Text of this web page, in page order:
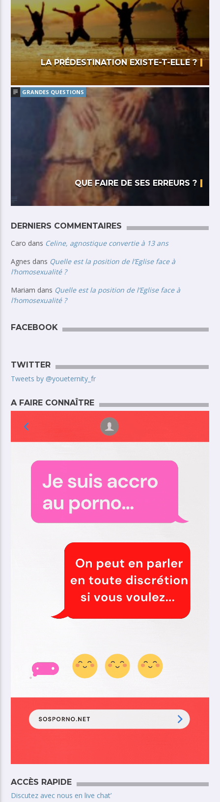
LA PRÉDESTINATION EXISTE-T-ELLE ?
GRANDES QUESTIONS
QUE FAIRE DE SES ERREURS ?
DERNIERS COMMENTAIRES
Caro dans Celine, agnostique convertie à 13 ans
Agnes dans Quelle est la position de l’Eglise face à
l’homosexualité ?
Mariam dans Quelle est la position de l’Eglise face à
l’homosexualité ?
FACEBOOK
TWITTER
Tweets by @youeternity_fr
A FAIRE CONNAÎTRE
ACCÈS RAPIDE
Discutez avec nous en live chat’